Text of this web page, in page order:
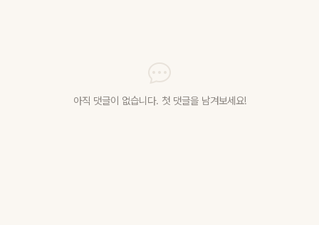
아직 댓글이 없습니다. 첫 댓글을 남겨보세요!